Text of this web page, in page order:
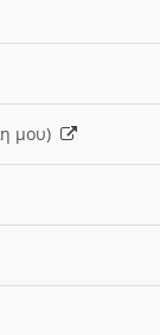
μου)